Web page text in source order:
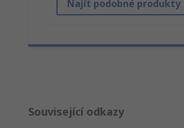
Najít podobné produkty
Související odkazy